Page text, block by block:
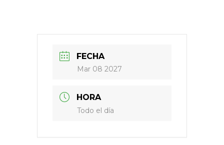
FECHA
Mar 08 2027
HORA
Todo el día